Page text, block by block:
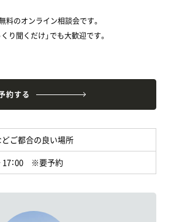
のオンライン相談会です。
くり聞くだけ」でも大歓迎です。
約する
どご都合の良い場所
17：00 ※要予約